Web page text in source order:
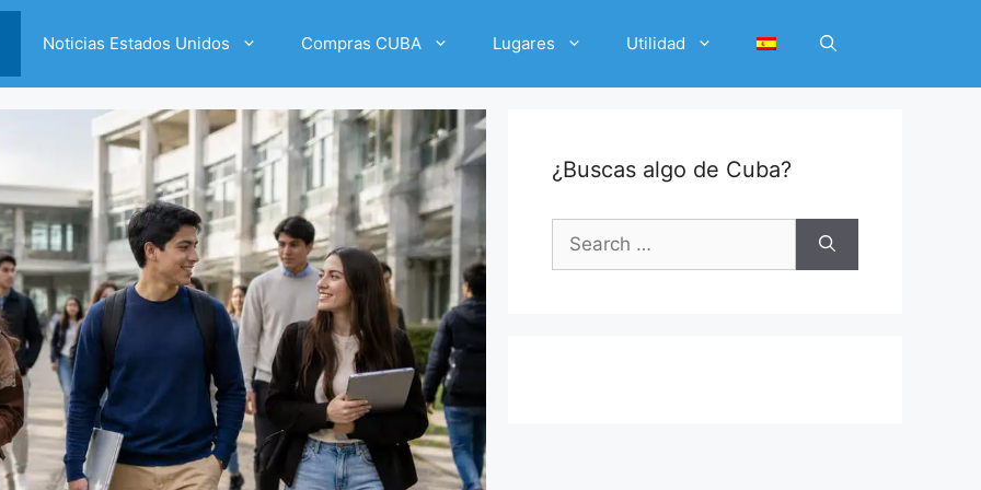
Noticias Estados Unidos Compras CUBA Lugares Utilidad
¿Buscas algo de Cuba?
Search
for: